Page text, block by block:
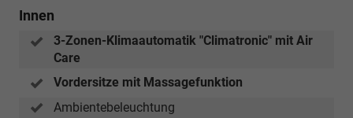
Innen
3-Zonen-Klimaautomatik "Climatronic" mit Air
Care
Vordersitze mit Massagefunktion
Ambientebeleuchtung